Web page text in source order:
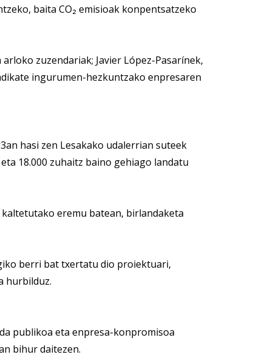
baita CO₂ emisioak konpentsatzeko
zuzendariak; Javier López-Pasarínek,
ingurumen-hezkuntzako enpresaren
hasi zen Lesakako udalerrian suteek
18.000 zuhaitz baino gehiago landatu
eremu batean, birlandaketa
berri bat txertatu dio proiektuari,
hurbilduz.
publikoa eta enpresa-konpromisoa
bihur daitezen.